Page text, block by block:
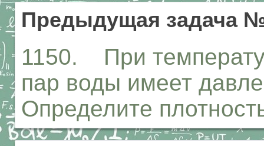
Предыдущая задача
1150. При
пар воды имеет
Определите